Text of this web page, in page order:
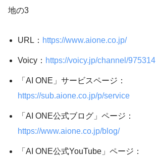
地の3
URL： https://www.aione.co.jp/
Voicy： https://voicy.jp/channel/975314
「AI ONE」サービスページ：
https://sub.aione.co.jp/p/service
「AI ONE公式ブログ」ページ：
https://www.aione.co.jp/blog/
「AI ONE公式YouTube」ページ：